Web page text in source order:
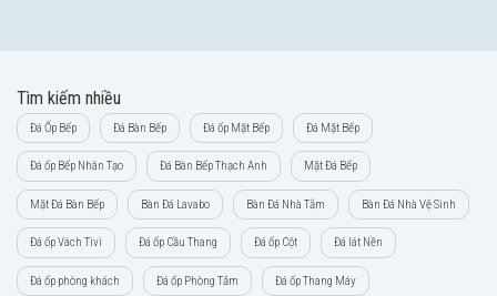
Tìm kiếm nhiều
Đá Ốp Bếp Đá Bàn Bếp Đá ốp Mặt Bếp Đá Mặt Bếp
Đá ốp Bếp Nhân Tạo Đá Bàn Bếp Thạch Anh Mặt Đá Bếp
Mặt Đá Bàn Bếp Bàn Đá Lavabo Bàn Đá Nhà Tắm Bàn Đá Nhà Vệ Sinh
Đá ốp Vách Tivi Đá ốp Cầu Thang Đá ốp Cột Đá lát Nền
Đá ốp phòng khách Đá ốp Phòng Tắm Đá ốp Thang Máy